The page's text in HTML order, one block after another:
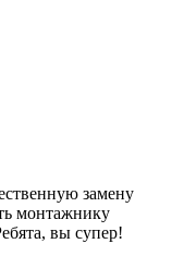
замену
монтажнику
вы супер!